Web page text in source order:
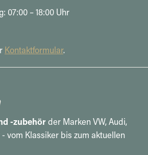
07:00 – 18:00 Uhr
Kontaktformular.
-zubehörder Marken VW, Audi,
vom Klassiker bis zum aktuellen